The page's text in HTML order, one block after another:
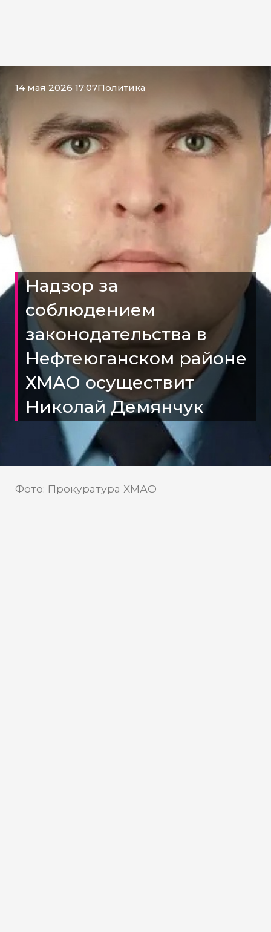
14 мая 2026 17:07Политика
Надзор за
соблюдением
законодательства в
Нефтеюганском районе
ХМАО осуществит
Николай Демянчук
Фото: Прокуратура ХМАО